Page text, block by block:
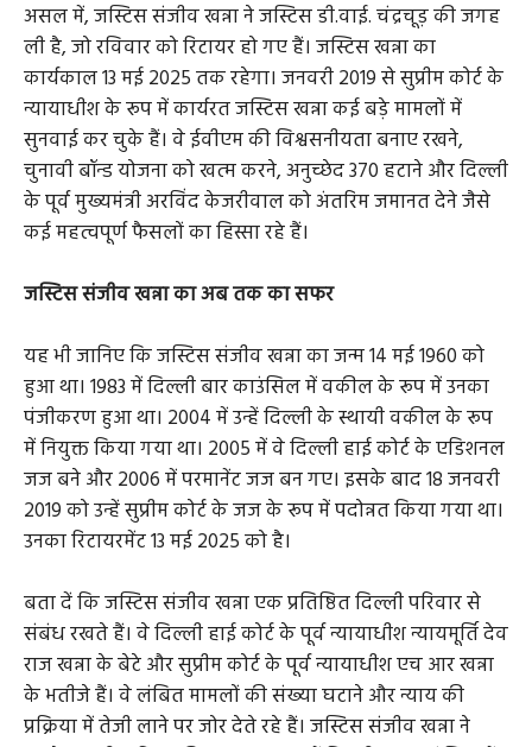
असल में, जस्टिस संजीव खन्ना ने जस्टिस डी.वाई. चंद्रचूड़ की जगह
ली है, जो रविवार को रिटायर हो गए हैं। जस्टिस खन्ना का
कार्यकाल 13 मई 2025 तक रहेगा। जनवरी 2019 से सुप्रीम कोर्ट के
न्यायाधीश के रूप में कार्यरत जस्टिस खन्ना कई बड़े मामलों में
सुनवाई कर चुके हैं। वे ईवीएम की विश्वसनीयता बनाए रखने,
चुनावी बॉन्ड योजना को खत्म करने, अनुच्छेद 370 हटाने और दिल्ली
के पूर्व मुख्यमंत्री अरविंद केजरीवाल को अंतरिम जमानत देने जैसे
कई महत्वपूर्ण फैसलों का हिस्सा रहे हैं।
जस्टिस संजीव खन्ना का अब तक का सफर
यह भी जानिए कि जस्टिस संजीव खन्ना का जन्म 14 मई 1960 को
हुआ था। 1983 में दिल्ली बार काउंसिल में वकील के रूप में उनका
पंजीकरण हुआ था। 2004 में उन्हें दिल्ली के स्थायी वकील के रूप
में नियुक्त किया गया था। 2005 में वे दिल्ली हाई कोर्ट के एडिशनल
जज बने और 2006 में परमानेंट जज बन गए। इसके बाद 18 जनवरी
2019 को उन्हें सुप्रीम कोर्ट के जज के रूप में पदोन्नत किया गया था।
उनका रिटायरमेंट 13 मई 2025 को है।
बता दें कि जस्टिस संजीव खन्ना एक प्रतिष्ठित दिल्ली परिवार से
संबंध रखते हैं। वे दिल्ली हाई कोर्ट के पूर्व न्यायाधीश न्यायमूर्ति देव
राज खन्ना के बेटे और सुप्रीम कोर्ट के पूर्व न्यायाधीश एच आर खन्ना
के भतीजे हैं। वे लंबित मामलों की संख्या घटाने और न्याय की
प्रक्रिया में तेजी लाने पर जोर देते रहे हैं। जस्टिस संजीव खन्ना ने